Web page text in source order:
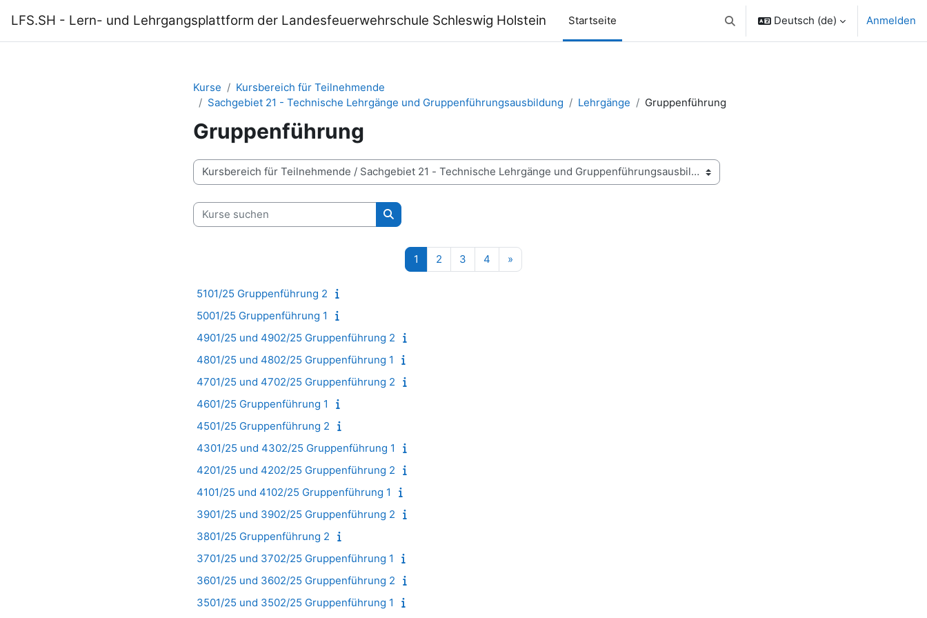
LFS.SH - Lern- und Lehrgangsplattform der Landesfeuerwehrschule Schleswig Holstein Startseite Sucheingabe umschalten
Deutsch ‎(de)‎ Anmelden
Kurse
Kursbereich für Teilnehmende
Sachgebiet 21 - Technische Lehrgänge und Gruppenführungsausbildung
Lehrgänge Gruppenführung
Gruppenführung
Kursbereiche
Kurse suchen
Kurse suchen
1 Seite 1
2 Seite 2
3 Seite 3
4 Seite 4
»
5101/25 Gruppenführung 2
5001/25 Gruppenführung 1
4901/25 und 4902/25 Gruppenführung 2
4801/25 und 4802/25 Gruppenführung 1
4701/25 und 4702/25 Gruppenführung 2
4601/25 Gruppenführung 1
4501/25 Gruppenführung 2
4301/25 und 4302/25 Gruppenführung 1
4201/25 und 4202/25 Gruppenführung 2
4101/25 und 4102/25 Gruppenführung 1
3901/25 und 3902/25 Gruppenführung 2
3801/25 Gruppenführung 2
3701/25 und 3702/25 Gruppenführung 1
3601/25 und 3602/25 Gruppenführung 2
3501/25 und 3502/25 Gruppenführung 1